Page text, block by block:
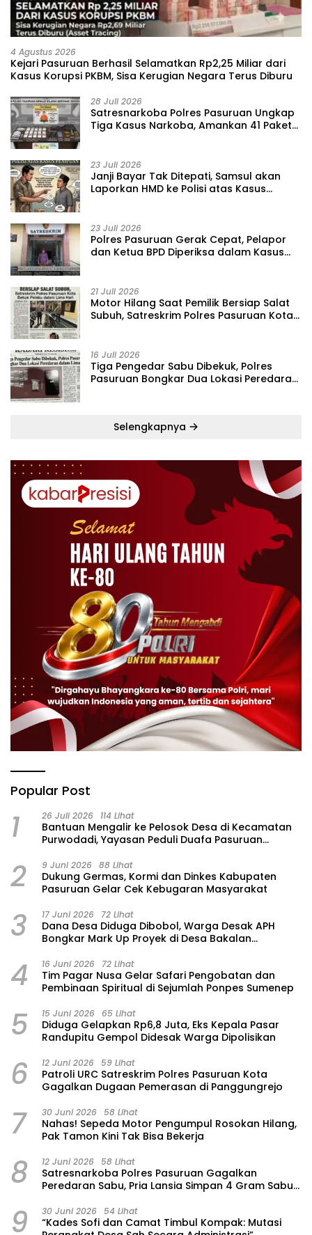
4 Agustus 2026
Kejari Pasuruan Berhasil Selamatkan Rp2,25 Miliar dari
Kasus Korupsi PKBM, Sisa Kerugian Negara Terus Diburu
28 Juli 2026
‎Satresnarkoba Polres Pasuruan Ungkap
Tiga Kasus Narkoba, Amankan 41 Paket
23 Juli 2026
‎Janji Bayar Tak Ditepati, Samsul akan
Laporkan HMD ke Polisi atas Kasus
23 Juli 2026
‎Polres Pasuruan Gerak Cepat, Pelapor
dan Ketua BPD Diperiksa dalam Kasus
21 Juli 2026
‎Motor Hilang Saat Pemilik Bersiap Salat
Subuh, Satreskrim Polres Pasuruan Kota
16 Juli 2026
Tiga Pengedar Sabu Dibekuk, Polres
Pasuruan Bongkar Dua Lokasi Peredaran
Selengkapnya
Popular Post
1 26 Juli 2026 114 Lihat
‎Bantuan Mengalir ke Pelosok Desa di Kecamatan
Purwodadi, Yayasan Peduli Duafa Pasuruan
2 9 Juni 2026 88 Lihat
Dukung Germas, Kormi dan Dinkes Kabupaten
Pasuruan Gelar Cek Kebugaran Masyarakat
3 17 Juni 2026 72 Lihat
Dana Desa Diduga Dibobol, Warga Desak APH
Bongkar Mark Up Proyek di Desa Bakalan
4 16 Juni 2026 72 Lihat
Tim Pagar Nusa Gelar Safari Pengobatan dan
Pembinaan Spiritual di Sejumlah Ponpes Sumenep
5 15 Juni 2026 65 Lihat
‎Diduga Gelapkan Rp6,8 Juta, Eks Kepala Pasar
Randupitu Gempol Didesak Warga Dipolisikan
6 12 Juni 2026 59 Lihat
Patroli URC Satreskrim Polres Pasuruan Kota
Gagalkan Dugaan Pemerasan di Panggungrejo
7 30 Juni 2026 58 Lihat
‎Nahas! Sepeda Motor Pengumpul Rosokan Hilang,
Pak Tamon Kini Tak Bisa Bekerja
8 12 Juni 2026 58 Lihat
Satresnarkoba Polres Pasuruan Gagalkan
Peredaran Sabu, Pria Lansia Simpan 4 Gram Sabu
9 30 Juni 2026 54 Lihat
“Kades Sofi dan Camat Timbul Kompak: Mutasi